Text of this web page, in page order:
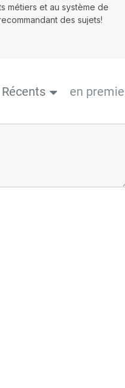
métiers et au système de
des sujets!
Récents en